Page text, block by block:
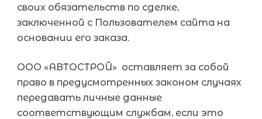
своих обязательств по сделке,
заключенной с Пользователем сайта на
основании его заказа.
ООО «АВТОСТРОЙ» оставляет за собой
право в предусмотренных законом случаях
передавать личные данные
соответствующим службам, если это